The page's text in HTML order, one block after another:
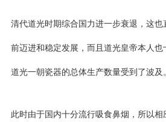
清代道光时期综合国力进一步衰退，这也
前迈进和稳定发展，而且道光皇帝本人也
道光一朝瓷器的总体生产数量受到了波及。
此时由于国内十分流行吸食鼻烟，所以